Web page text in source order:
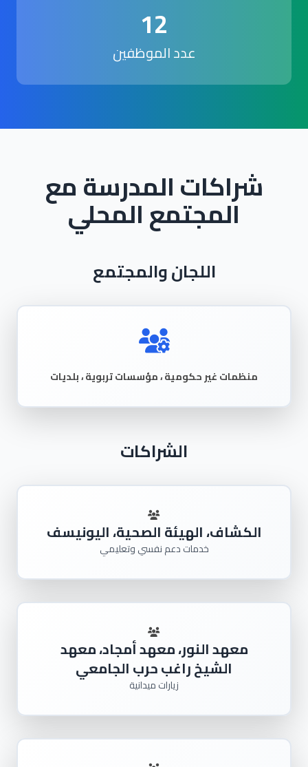
12
عدد الموظفين
شراكات المدرسة مع
المجتمع المحلي
اللجان والمجتمع
منظمات غير حكومية ، مؤسسات تربوية ، بلديات
الشراكات
الكشاف، الهيئة الصحية، اليونيسف
خدمات دعم نفسي وتعليمي
معهد النور، معهد أمجاد، معهد
الشيخ راغب حرب الجامعي
زيارات ميدانية